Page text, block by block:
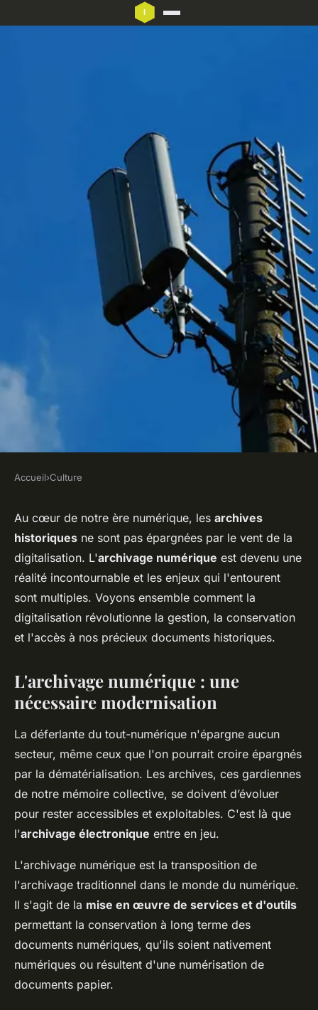
Quels sont les enjeux de la
digitalisation des archives
historiques ?
Damien•13 mai 2024•5 min de lecture
Accueil›Culture
Au cœur de notre ère numérique, les archives
historiques ne sont pas épargnées par le vent de la
digitalisation. L'archivage numérique est devenu une
réalité incontournable et les enjeux qui l'entourent
sont multiples. Voyons ensemble comment la
digitalisation révolutionne la gestion, la conservation
et l'accès à nos précieux documents historiques.
L'archivage numérique : une
nécessaire modernisation
La déferlante du tout-numérique n'épargne aucun
secteur, même ceux que l'on pourrait croire épargnés
par la dématérialisation. Les archives, ces gardiennes
de notre mémoire collective, se doivent d’évoluer
pour rester accessibles et exploitables. C'est là que
l'archivage électronique entre en jeu.
L'archivage numérique est la transposition de
l'archivage traditionnel dans le monde du numérique.
Il s'agit de la mise en œuvre de services et d'outils
permettant la conservation à long terme des
documents numériques, qu'ils soient nativement
numériques ou résultent d'une numérisation de
documents papier.